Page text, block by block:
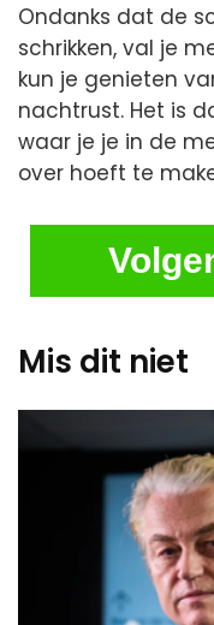
Ondanks dat de
schrikken, val je
kun je genieten
nachtrust. Het is
waar je je in de
over hoeft te
Mis dit niet